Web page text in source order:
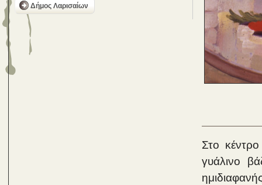
Δήμος Λαρισαίων
Στο
γυάλινο